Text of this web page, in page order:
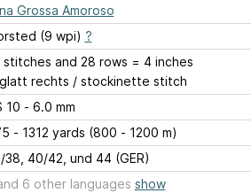
Grossa Amoroso
(9 wpi) ?
stitches and 28 rows = 4 inches
rechts / stockinette stitch
US 10 - 6.0 mm
- 1312 yards (800 - 1200 m)
38, 40/42, und 44 (GER)
6 other languages show